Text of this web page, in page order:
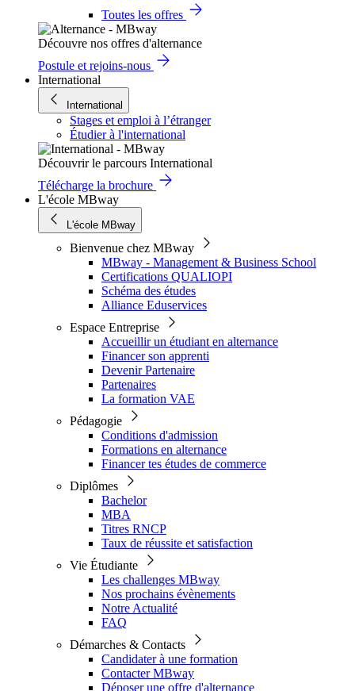
Toutes les offres
Découvre nos offres d'alternance
Postule et rejoins-nous
International
International
Stages et emploi à l’étranger
Étudier à l'international
Découvrir le parcours International
Télécharge la brochure
L'école MBway
L'école MBway
Bienvenue chez MBway
MBway - Management & Business School
Certifications QUALIOPI
Schéma des études
Alliance Eduservices
Espace Entreprise
Accueillir un étudiant en alternance
Financer son apprenti
Devenir Partenaire
Partenaires
La formation VAE
Pédagogie
Conditions d'admission
Formations en alternance
Financer tes études de commerce
Diplômes
Bachelor
MBA
Titres RNCP
Taux de réussite et satisfaction
Vie Étudiante
Les challenges MBway
Nos prochains évènements
Notre Actualité
FAQ
Démarches & Contacts
Candidater à une formation
Contacter MBway
Déposer une offre d'alternance